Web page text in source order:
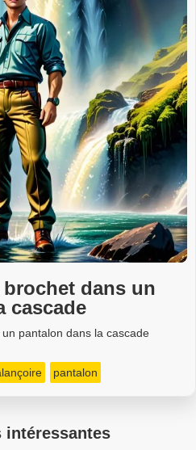
dans un
cascade
pantalon dans la cascade
pantalon
intéressantes